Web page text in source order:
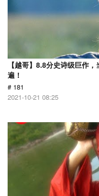
【越哥】8.8分史诗级巨作
遍！
# 181
2021-10-21 08:25